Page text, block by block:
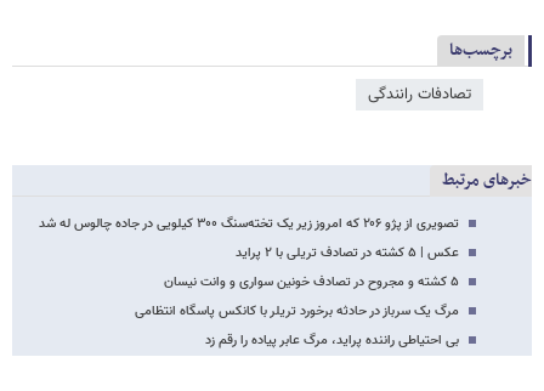
برچسب‌ها
تصادفات رانندگی
خبرهای مرتبط
تصویری از پژو ۲۰۶ که امروز زیر یک تخته‌سنگ ۳۰۰ کیلویی در جاده چالوس له شد
عکس | ۵ کشته در تصادف تریلی با ۲ پراید
۵ کشته و مجروح در تصادف خونین سواری و وانت نیسان
مرگ یک سرباز در حادثه برخورد تریلر با کانکس پاسگاه انتظامی
بی احتیاطی راننده پراید، مرگ عابر پیاده را رقم زد